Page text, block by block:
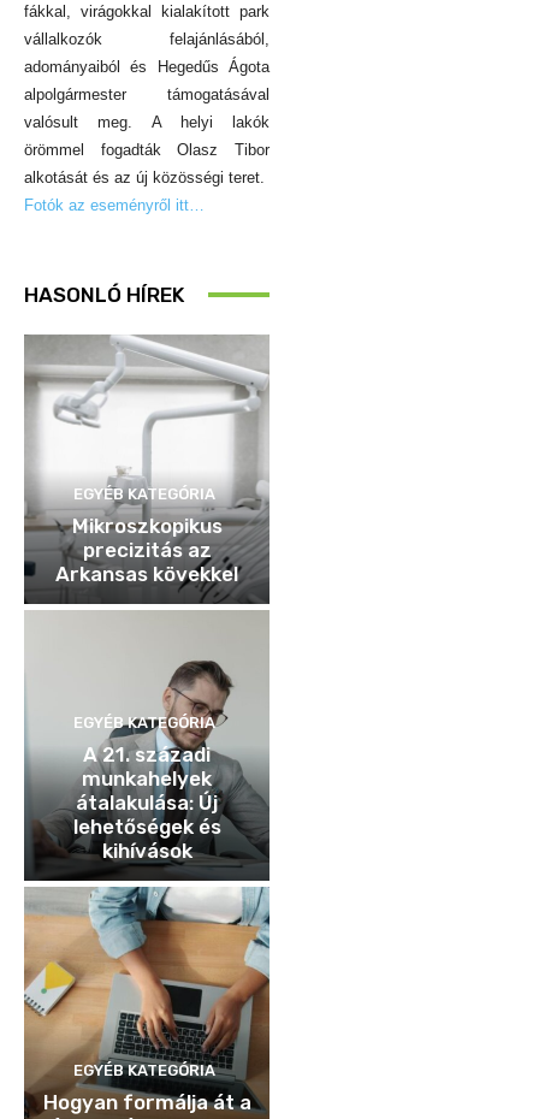
fákkal, virágokkal kialakított park
vállalkozók felajánlásából,
adományaiból és Hegedűs Ágota
alpolgármester támogatásával
valósult meg. A helyi lakók
örömmel fogadták Olasz Tibor
alkotását és az új közösségi teret.
Fotók az eseményről itt…
HASONLÓ HÍREK
EGYÉB KATEGÓRIA
Mikroszkopikus
precizitás az
Arkansas kövekkel
EGYÉB KATEGÓRIA
A 21. századi
munkahelyek
átalakulása: Új
lehetőségek és
kihívások
EGYÉB KATEGÓRIA
Hogyan formálja át a